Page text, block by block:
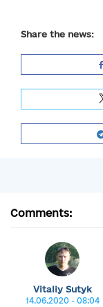
Share the news:
Comments:
Vitaliy Sutyk
14.06.2020 - 08:04